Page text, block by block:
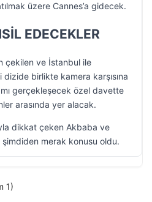
üzere Cannes’a gidecek.
EDECEKLER
çekilen ve İstanbul ile
dizide birlikte kamera karşısına
gerçekleşecek özel davette
arasında yer alacak.
dikkat çeken Akbaba ve
şimdiden merak konusu oldu.
1)